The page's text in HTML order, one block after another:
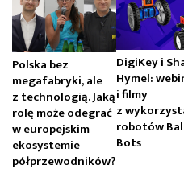
Polska bez
megafabryki, ale
z technologią. Jaką
rolę może odegrać
w europejskim
ekosystemie
półprzewodników?
DigiKey i
Hymel:
i filmy
z
robotów
Bots